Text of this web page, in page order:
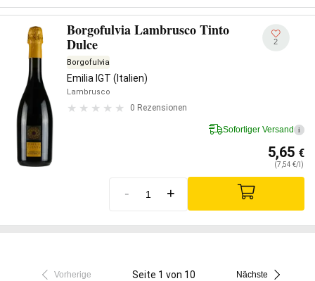
Borgofulvia Lambrusco Tinto
Dulce
Borgofulvia
Emilia IGT (Italien)
Lambrusco
0 Rezensionen
2
Sofortiger Versand i
5,65 €
(7,54 €/l)
- +
Vorherige Seite 1 von 10 Nächste